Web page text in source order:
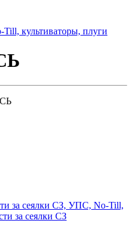
культиваторы, плуги
за сеялки СЗ, УПС, No-Till,
за сеялки СЗ